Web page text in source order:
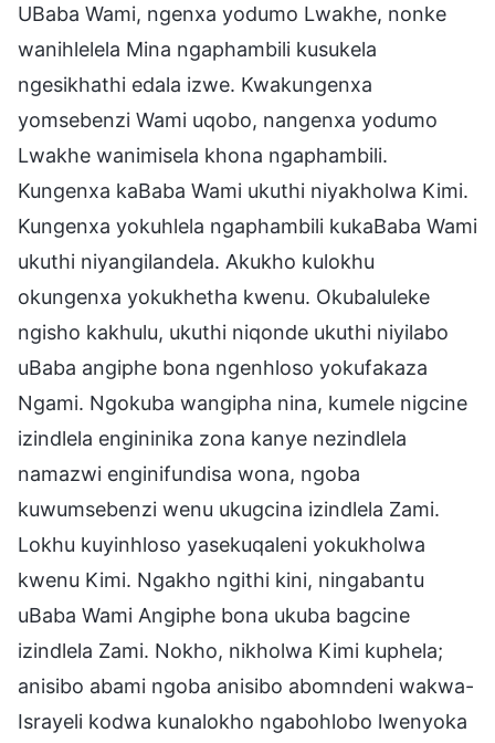
UBaba Wami, ngenxa yodumo Lwakhe, nonke
wanihlelela Mina ngaphambili kusukela
ngesikhathi edala izwe. Kwakungenxa
yomsebenzi Wami uqobo, nangenxa yodumo
Lwakhe wanimisela khona ngaphambili.
Kungenxa kaBaba Wami ukuthi niyakholwa Kimi.
Kungenxa yokuhlela ngaphambili kukaBaba Wami
ukuthi niyangilandela. Akukho kulokhu
okungenxa yokukhetha kwenu. Okubaluleke
ngisho kakhulu, ukuthi niqonde ukuthi niyilabo
uBaba angiphe bona ngenhloso yokufakaza
Ngami. Ngokuba wangipha nina, kumele nigcine
izindlela engininika zona kanye nezindlela
namazwi enginifundisa wona, ngoba
kuwumsebenzi wenu ukugcina izindlela Zami.
Lokhu kuyinhloso yasekuqaleni yokukholwa
kwenu Kimi. Ngakho ngithi kini, ningabantu
uBaba Wami Angiphe bona ukuba bagcine
izindlela Zami. Nokho, nikholwa Kimi kuphela;
anisibo abami ngoba anisibo abomndeni wakwa-
Israyeli kodwa kunalokho ngabohlobo lwenyoka